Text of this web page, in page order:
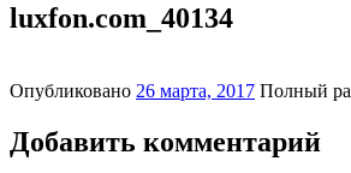
luxfon.com_40134
Опубликовано 26 марта, 2017 Полный
Добавить комментарий